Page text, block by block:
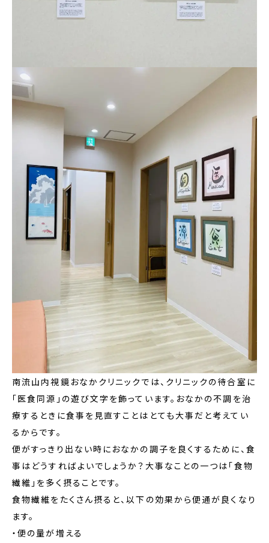
南流山内視鏡おなかクリニックでは、クリニックの待合室に
「医食同源」の遊び文字を飾っています。おなかの不調を治
療するときに食事を見直すことはとても大事だと考えてい
るからです。
便がすっきり出ない時におなかの調子を良くするために、食
事はどうすればよいでしょうか？大事なことの一つは「食物
繊維」を多く摂ることです。
食物繊維をたくさん摂ると、以下の効果から便通が良くなり
ます。
・便の量が増える